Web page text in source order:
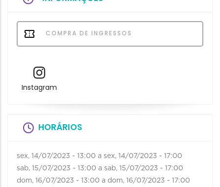
COMPRA DE INGRESSOS
Instagram
HORÁRIOS
sex, 14/07/2023 - 13:00 a sex, 14/07/2023 - 17:00
sab, 15/07/2023 - 13:00 a sab, 15/07/2023 - 17:00
dom, 16/07/2023 - 13:00 a dom, 16/07/2023 - 17:00